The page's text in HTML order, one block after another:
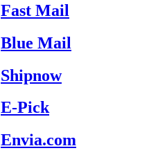
Fast Mail
Blue Mail
Shipnow
E-Pick
Envia.com